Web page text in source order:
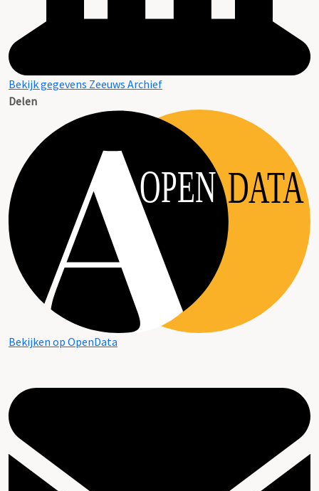
Bekijk gegevens Zeeuws Archief
Delen
OPEN DATA
Bekijken op OpenData